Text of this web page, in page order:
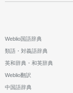
Weblio国語辞典
類語・対義語辞典
英和辞典・和英辞典
Weblio翻訳
中国語辞典